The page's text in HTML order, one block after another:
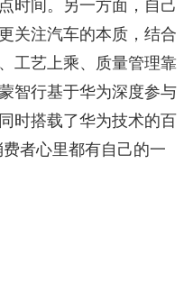
时间。另一方面，自己
关注汽车的本质，结合
工艺上乘、质量管理靠
智行基于华为深度参与
时搭载了华为技术的百
者心里都有自己的一